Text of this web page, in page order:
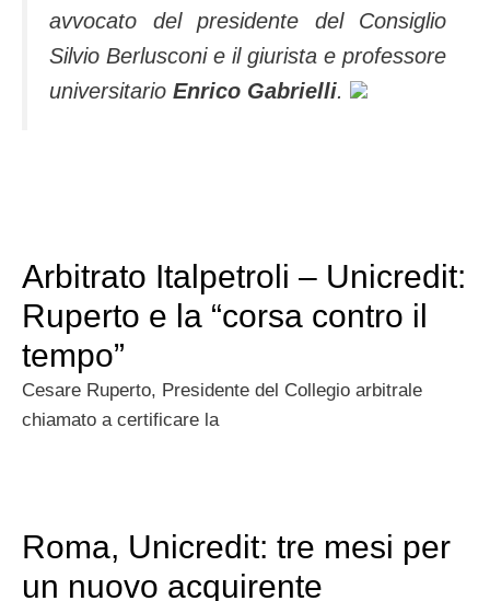
avvocato del presidente del Consiglio
Silvio Berlusconi e il giurista e professore
universitario Enrico Gabrielli.
Arbitrato Italpetroli – Unicredit:
Ruperto e la “corsa contro il
tempo”
Cesare Ruperto, Presidente del Collegio arbitrale
chiamato a certificare la
Roma, Unicredit: tre mesi per
un nuovo acquirente